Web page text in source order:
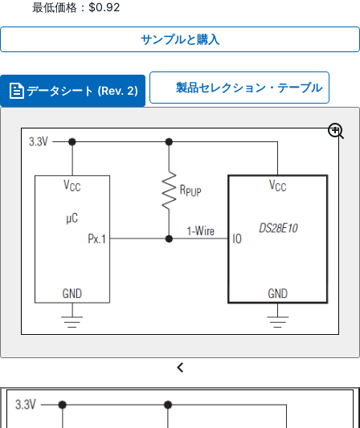
最低価格：$0.92
サンプルと購入
データシート (Rev. 2) 製品セレクション・テーブル